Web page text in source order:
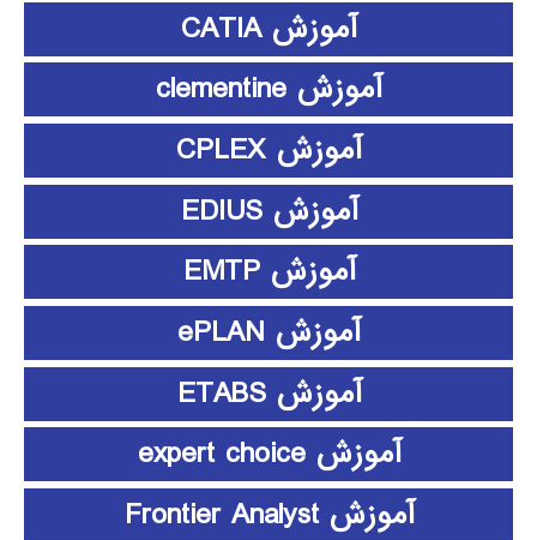
آموزش CATIA
آموزش clementine
آموزش CPLEX
آموزش EDIUS
آموزش EMTP
آموزش ePLAN
آموزش ETABS
آموزش expert choice
آموزش Frontier Analyst